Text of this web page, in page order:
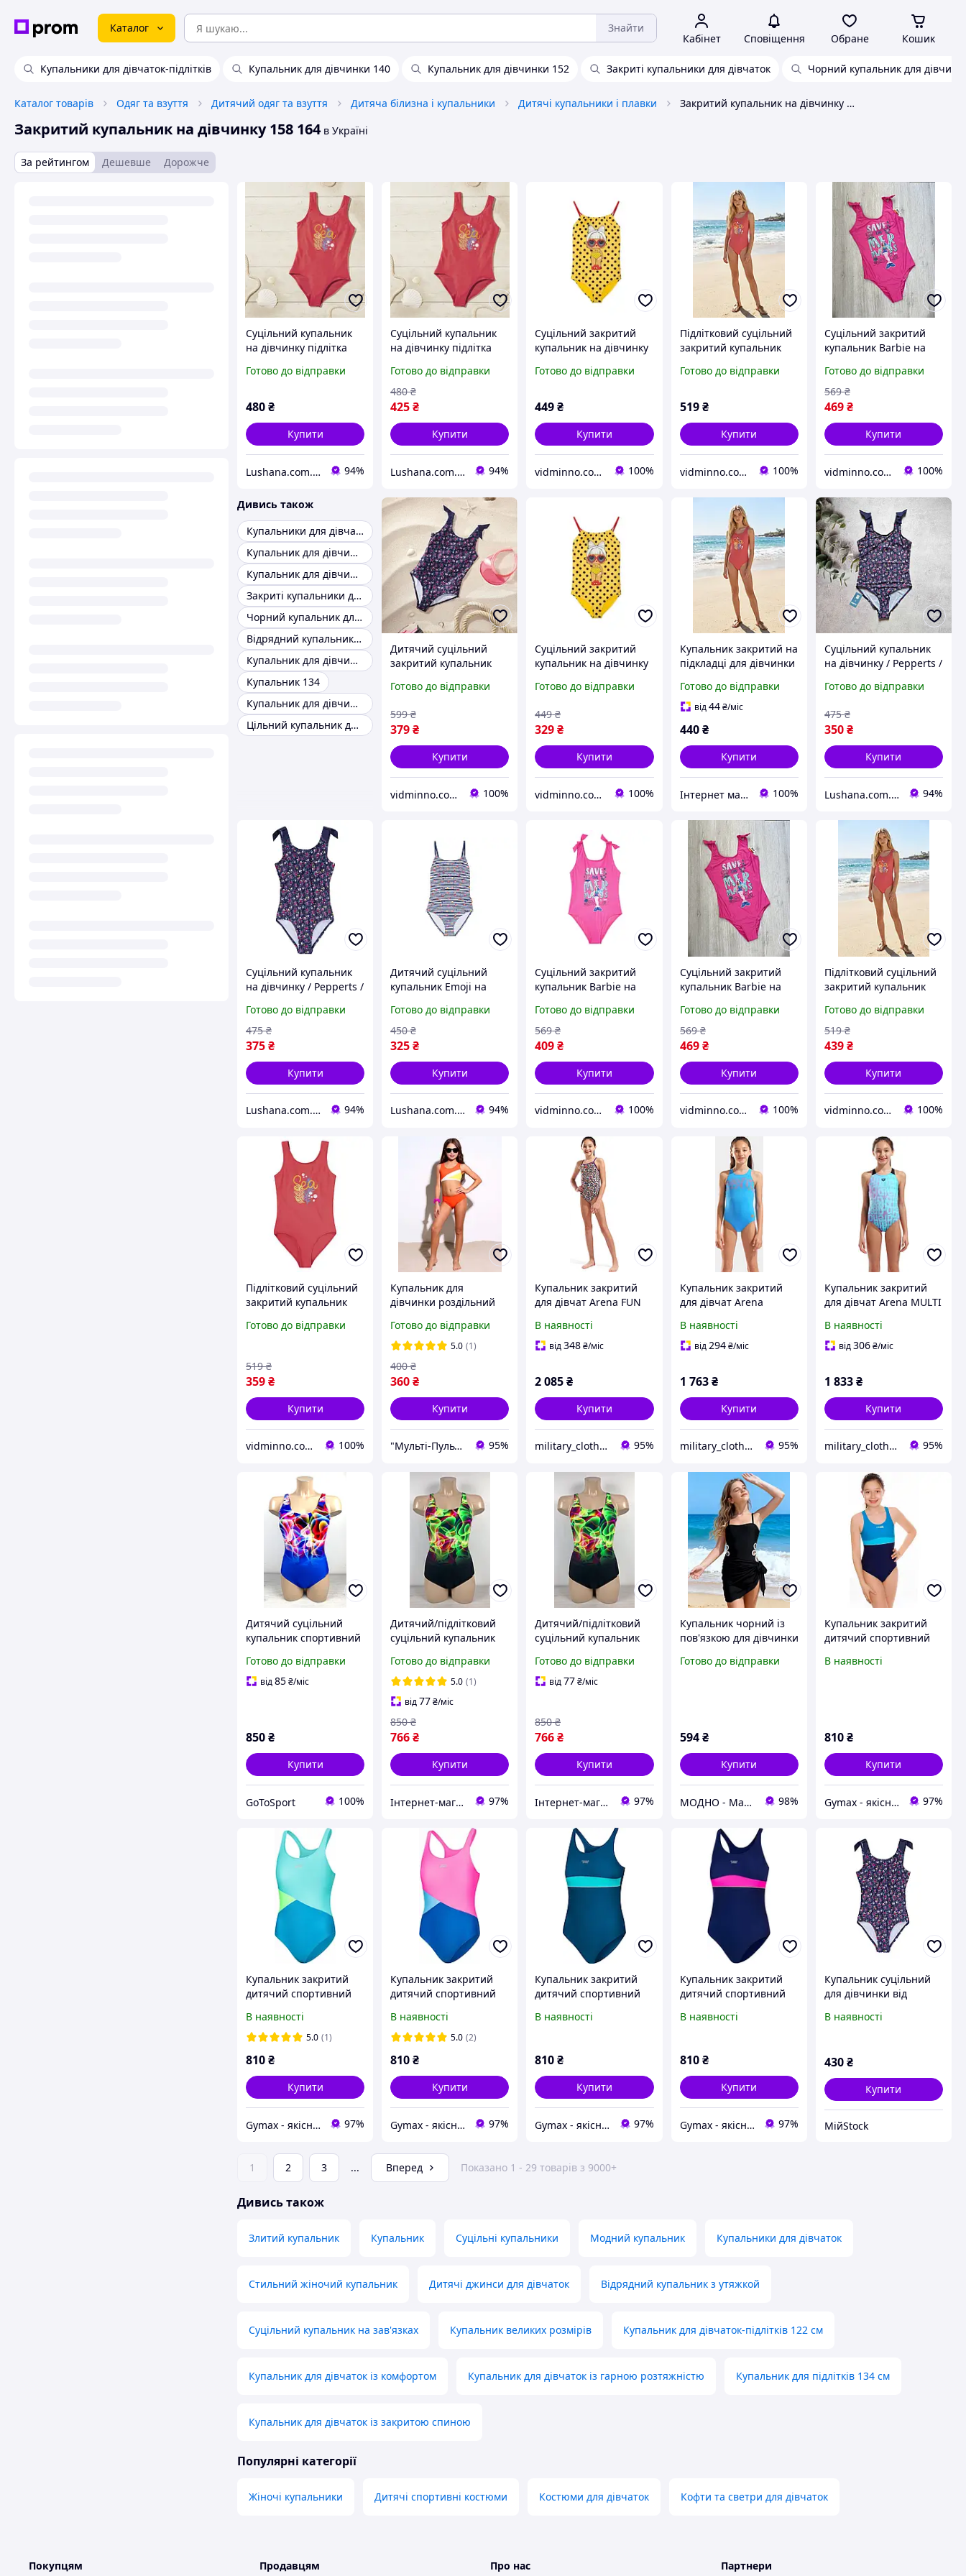
Каталог Знайти
Кабінет Сповіщення Обране Кошик
Купальники для дівчаток-підлітків Купальник для дівчинки 140 Купальник для дівчинки 152 Закриті купальники для дівчаток Чорний купальник для
Каталог товарів Одяг та взуття Дитячий одяг та взуття Дитяча білизна і купальники Дитячі купальники і плавки Закритий купальник на дівчинку 158 164
Закритий купальник на дівчинку 158 164 в Україні
За рейтингом Дешевше Дорожче
Суцільний купальник
на дівчинку підлітка
14 років
Готово до відправки
480₴
Купити
Lushana.com.ua 94%
Суцільний купальник
на дівчинку підлітка
14 років
Готово до відправки
425₴
480 ₴
Купити
Lushana.com.ua 94%
Cуцільний закритий
купальник на дівчинку
14 років, LOL
Готово до відправки
449₴
Купити
vidminno.com.ua - відмінний одяг для всієї родини 100%
Підлітковий суцільний
закритий купальник
р.158-164, 12-14 років
Готово до відправки
519 ₴
Купити
vidminno.com.ua - відмінний одяг для всієї родини 100%
Суцільний закритий
купальник Barbie на
14 років
Готово до відправки
469₴
569 ₴
Купити
vidminno.com.ua - відмінний одяг для всієї родини 100%
Дивись також
Купальники для дівчаток-підлітків
Купальник для дівчинки 140
Купальник для дівчинки 152
Закриті купальники для дівчаток
Чорний купальник для дівчинки
Відрядний купальник для дівчинки
Купальник для дівчинки 164
Купальник 134
Купальник для дівчинки 158
Цільний купальник для дітей
Дитячий суцільний
закритий купальник
р.158-164, 12-14 років
Готово до відправки
379₴
599 ₴
Купити
vidminno.com.ua - відмінний одяг для всієї родини 100%
Cуцільний закритий
купальник на дівчинку
14 років, LOL
Готово до відправки
329₴
449 ₴
Купити
vidminno.com.ua - відмінний одяг для всієї родини 100%
Купальник закритий на
підкладці для дівчинки
(12-14Y)
Готово до відправки
від44 ₴/міс
440 ₴
Купити
Інтернет магазин "Дітки" 100%
Суцільний купальник
на дівчинку / Pepperts /
років
Готово до відправки
350₴
475 ₴
Купити
Lushana.com.ua 94%
Суцільний купальник
на дівчинку / Pepperts /
років
Готово до відправки
375₴
475 ₴
Купити
Lushana.com.ua 94%
Дитячий суцільний
купальник Emoji на
р.158-164, 12-14 років
Готово до відправки
325₴
450 ₴
Купити
Lushana.com.ua 94%
Суцільний закритий
купальник Barbie на
14 років
Готово до відправки
409₴
569 ₴
Купити
vidminno.com.ua - відмінний одяг для всієї родини 100%
Суцільний закритий
купальник Barbie на
14 років
Готово до відправки
469 ₴
569 ₴
Купити
vidminno.com.ua - відмінний одяг для всієї родини 100%
Підлітковий суцільний
закритий купальник
р.158-164, 12-14 років
Готово до відправки
439₴
519 ₴
Купити
vidminno.com.ua - відмінний одяг для всієї родини 100%
Підлітковий суцільний
закритий купальник
р.158-164, 12-14 років
Готово до відправки
359₴
519 ₴
Купити
vidminno.com.ua - відмінний одяг для всієї родини 100%
Купальник для
дівчинки роздільний
116-122 128-134 152-
158
Готово до відправки
5.0 (1)
360₴
400 ₴
Купити
"Мульті-Пульті" Дитячий одяг, взуття, іграшки!+Товари для домашніх улюбленців 95%
Купальник закритий
для дівчат Arena FUN
LIGHTDROP
мультиколор дитячий
590
В наявності
від348₴/міс
2 085₴
Купити
military_clothes.ua 95%
Купальник закритий
для дівчат Arena
BACK блакитний 164 см
006680-805
В наявності
від294 ₴/міс
1 763 ₴
Купити
military_clothes.ua 95%
Купальник закритий
для дівчат Arena MULTI
BACK блакитний,
чорний дитячий 164 см
В наявності
від306₴/міс
1 833₴
Купити
military_clothes.ua 95%
Дитячий суцільний
купальник спортивний
суцільний для дівчаток
закритий RL2207 синій
Готово до відправки
від85₴/міс
850₴
Купити
GoToSport 100%
Дитячий/підлітковий
суцільний купальник
152/158 см для дівчаток
закритий RL2207
чорний/зелений
Готово до відправки
5.0 (1)
від77₴/міс
766₴
850 ₴
Купити
Інтернет-магазин "BOON" ФОП МУХА Є.Л. 97%
Дитячий/підлітковий
суцільний купальник
158/164 см для дівчаток
закритий RL2207
Готово до відправки
від77₴/міс
766₴
850 ₴
Купити
Інтернет-магазин "BOON" ФОП МУХА Є.Л. 97%
Купальник чорний із
пов'язкою для дівчинки
Готово до відправки
594 ₴
Купити
МОДНО - Магазин дитячого та жіночого одягу та взуття 98%
Купальник закритий
дитячий спортивний
цільний, відрядний,
В наявності
810₴
Купити
Gymax - якісні товари для спортзалу, басейну та активного відпочинку 97%
Купальник закритий
дитячий спортивний
цільний для дівчинки
В наявності
5.0 (1)
810₴
Купити
Gymax - якісні товари для спортзалу, басейну та активного відпочинку 97%
Купальник закритий
дитячий спортивний
цільний для дівчинки
В наявності
5.0 (2)
810₴
Купити
Gymax - якісні товари для спортзалу, басейну та активного відпочинку 97%
Купальник закритий
дитячий спортивний
цільний, відрядний,
В наявності
810₴
Купити
Gymax - якісні товари для спортзалу, басейну та активного відпочинку 97%
Купальник закритий
дитячий спортивний
цільний, відрядний,
В наявності
810 ₴
Купити
Gymax - якісні товари для спортзалу, басейну та активного відпочинку 97%
Купальник суцільний
для дівчинки від
164cm
В наявності
430₴
Купити
МійStock
1 2 3 ... Вперед Показано 1 - 29 товарів з 9000+
Дивись також
Злитий купальник Купальник Суцільні купальники Модний купальник Купальники для дівчаток
Стильний жіночий купальник Дитячі джинси для дівчаток Відрядний купальник з утяжкой
Суцільний купальник на зав'язках Купальник великих розмірів Купальник для дівчаток-підлітків 122 см
Купальник для дівчаток із комфортом Купальник для дівчаток із гарною розтяжністю Купальник для підлітків 134 см
Купальник для дівчаток із закритою спиною
Популярні категорії
Жіночі купальники Дитячі спортивні костюми Костюми для дівчаток Кофти та светри для дівчаток
Покупцям Продавцям Про нас Партнери